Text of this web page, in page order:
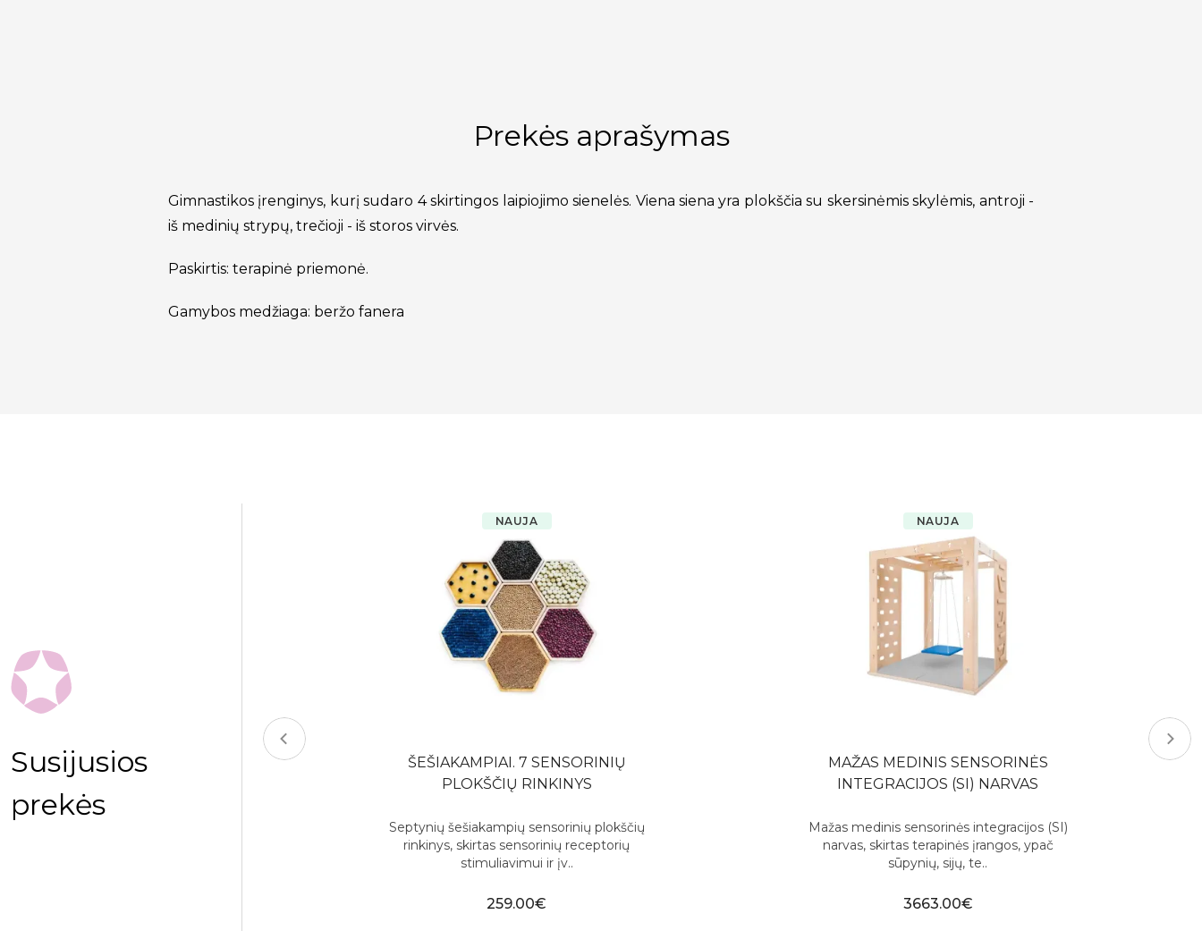
Prekės aprašymas
Gimnastikos įrenginys, kurį sudaro 4 skirtingos laipiojimo sienelės. Viena siena yra plokščia su skersinėmis skylėmis, antroji -
iš medinių strypų, trečioji - iš storos virvės.
Paskirtis: terapinė priemonė.
Gamybos medžiaga: beržo fanera
Susijusios
prekės
RITINĖLIŲ PLATFORMA
ritinėlių platforma – tai
terapinis įrenginys, skirtas
NAUJA
ŠEŠIAKAMPIAI. 7 SENSORINIŲ
PLOKŠČIŲ RINKINYS
Septynių šešiakampių sensorinių plokščių
rinkinys, skirtas sensorinių receptorių
stimuliavimui ir įv..
259.00€
NAUJA
MAŽAS MEDINIS SENSORINĖS
INTEGRACIJOS (SI) NARVAS
Mažas medinis sensorinės integracijos (SI)
narvas, skirtas terapinės įrangos, ypač
sūpynių, sijų, te..
3663.00€